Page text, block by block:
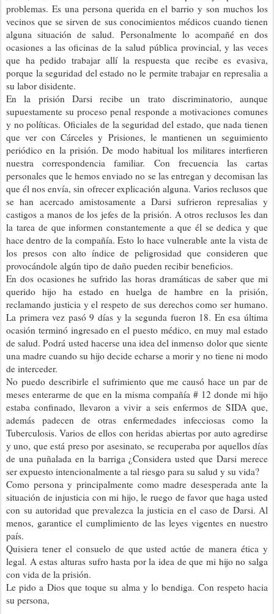
problemas. Es una persona querida en el barrio y son muchos los
vecinos que se sirven de sus conocimientos médicos cuando tienen
alguna situación de salud. Personalmente lo acompañé en dos
ocasiones a las oficinas de la salud pública provincial, y las veces
que ha pedido trabajar allí la respuesta que recibe es evasiva,
porque la seguridad del estado no le permite trabajar en represalia a
su labor disidente.
En la prisión Darsi recibe un trato discriminatorio, aunque
supuestamente su proceso penal responde a motivaciones comunes
y no políticas. Oficiales de la seguridad del estado, que nada tienen
que ver con Cárceles y Prisiones, le mantienen un seguimiento
periódico en la prisión. De modo habitual los militares interfieren
nuestra correspondencia familiar. Con frecuencia las cartas
personales que le hemos enviado no se las entregan y decomisan las
que él nos envía, sin ofrecer explicación alguna. Varios reclusos que
se han acercado amistosamente a Darsi sufrieron represalias y
castigos a manos de los jefes de la prisión. A otros reclusos les dan
la tarea de que informen constantemente a que él se dedica y que
hace dentro de la compañía. Esto lo hace vulnerable ante la vista de
los presos con alto índice de peligrosidad que consideren que
provocándole algún tipo de daño pueden recibir beneficios.
En dos ocasiones he sufrido las horas dramáticas de saber que mi
querido hijo ha estado en huelga de hambre en la prisión,
reclamando justicia y el respeto de sus derechos como ser humano.
La primera vez pasó 9 días y la segunda fueron 18. En esa última
ocasión terminó ingresado en el puesto médico, en muy mal estado
de salud. Podrá usted hacerse una idea del inmenso dolor que siente
una madre cuando su hijo decide echarse a morir y no tiene ni modo
de interceder.
No puedo describirle el sufrimiento que me causó hace un par de
meses enterarme de que en la misma compañía # 12 donde mi hijo
estaba confinado, llevaron a vivir a seis enfermos de SIDA que,
además padecen de otras enfermedades infecciosas como la
Tuberculosis. Varios de ellos con heridas abiertas por auto agredirse
y uno, que está preso por asesinato, se recuperaba por aquellos días
de una puñalada en la barriga ¿Considera usted que Darsi merece
ser expuesto intencionalmente a tal riesgo para su salud y su vida?
Como persona y principalmente como madre desesperada ante la
situación de injusticia con mi hijo, le ruego de favor que haga usted
con su autoridad que prevalezca la justicia en el caso de Darsi. Al
menos, garantice el cumplimiento de las leyes vigentes en nuestro
país.
Quisiera tener el consuelo de que usted actúe de manera ética y
legal. A estas alturas sufro hasta por la idea de que mi hijo no salga
con vida de la prisión.
Le pido a Dios que toque su alma y lo bendiga. Con respeto hacia
su persona,